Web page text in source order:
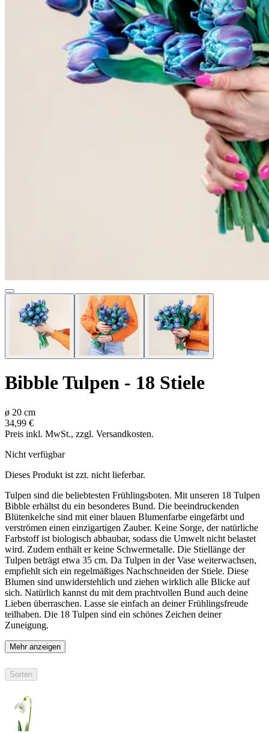
Bibble Tulpen - 18 Stiele
ø 20 cm
34,99 €
Preis inkl. MwSt., zzgl. Versandkosten.
Nicht verfügbar
Dieses Produkt ist zzt. nicht lieferbar.
Tulpen sind die beliebtesten Frühlingsboten. Mit unseren 18 Tulpen
Bibble erhältst du ein besonderes Bund. Die beeindruckenden
Blütenkelche sind mit einer blauen Blumenfarbe eingefärbt und
verströmen einen einzigartigen Zauber. Keine Sorge, der natürliche
Farbstoff ist biologisch abbaubar, sodass die Umwelt nicht belastet
wird. Zudem enthält er keine Schwermetalle. Die Stiellänge der
Tulpen beträgt etwa 35 cm. Da Tulpen in der Vase weiterwachsen,
empfiehlt sich ein regelmäßiges Nachschneiden der Stiele. Diese
Blumen sind unwiderstehlich und ziehen wirklich alle Blicke auf
sich. Natürlich kannst du mit dem prachtvollen Bund auch deine
Lieben überraschen. Lasse sie einfach an deiner Frühlingsfreude
teilhaben. Die 18 Tulpen sind ein schönes Zeichen deiner
Zuneigung.
Mehr anzeigen
Sorten